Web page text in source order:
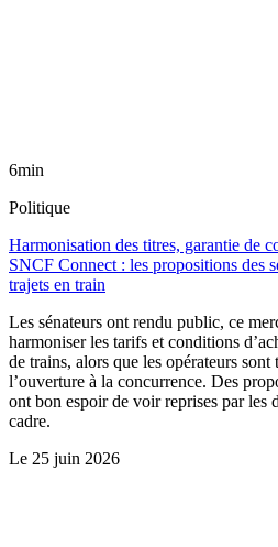
6min
Politique
Harmonisation des titres, garantie de
SNCF Connect : les propositions des
trajets en train
Les sénateurs ont rendu public, ce
harmoniser les tarifs et conditions
de trains, alors que les opérateurs
l’ouverture à la concurrence. Des
ont bon espoir de voir reprises par les
cadre.
Le 25 juin 2026